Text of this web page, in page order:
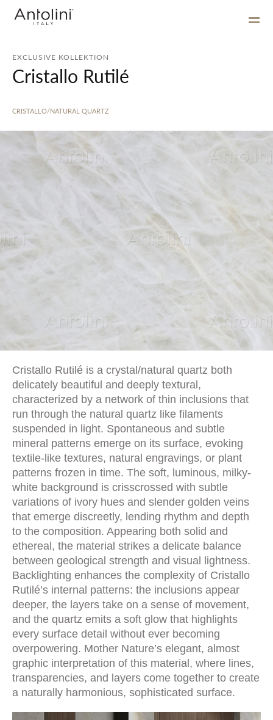
EXCLUSIVE KOLLEKTION
Cristallo Rutilé
CRISTALLO/NATURAL QUARTZ
Cristallo Rutilé is a crystal/natural quartz both
delicately beautiful and deeply textural,
characterized by a network of thin inclusions that
run through the natural quartz like filaments
suspended in light. Spontaneous and subtle
mineral patterns emerge on its surface, evoking
textile-like textures, natural engravings, or plant
patterns frozen in time. The soft, luminous, milky-
white background is crisscrossed with subtle
variations of ivory hues and slender golden veins
that emerge discreetly, lending rhythm and depth
to the composition. Appearing both solid and
ethereal, the material strikes a delicate balance
between geological strength and visual lightness.
Backlighting enhances the complexity of Cristallo
Rutilé’s internal patterns: the inclusions appear
deeper, the layers take on a sense of movement,
and the quartz emits a soft glow that highlights
every surface detail without ever becoming
overpowering. Mother Nature’s elegant, almost
graphic interpretation of this material, where lines,
transparencies, and layers come together to create
a naturally harmonious, sophisticated surface.